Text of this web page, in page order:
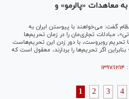
به معاهدات «پالرمو» و
می‌خواهند با پیوستن ایران به
مبادلات تجاری‌مان را در زمان تحریم‌ها
تحریم روبروست، با دور زدن این تحریم‌هاست
اگر تحریم‌ها را بردارند، معقول است که
1 2 3 4